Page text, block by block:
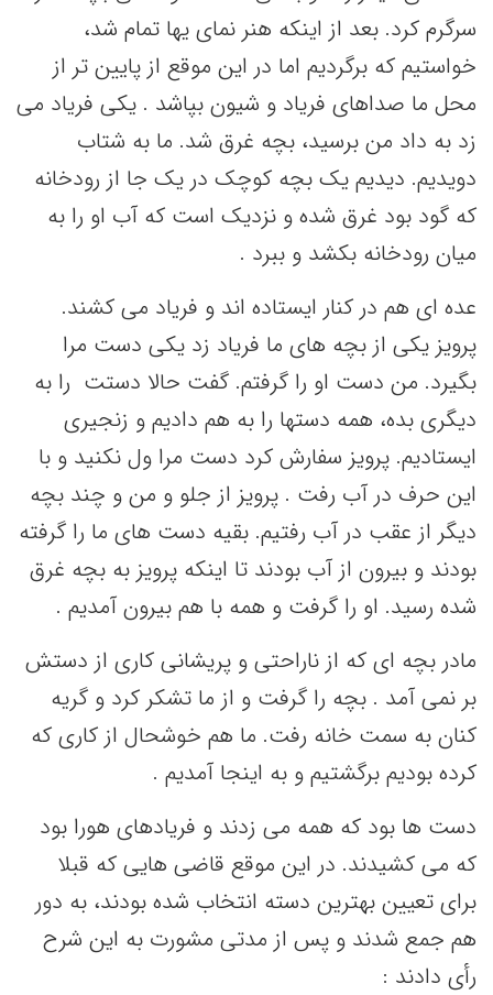
سرگرم کرد. بعد از اینکه هنر نمای یها تمام شد،
خواستیم که برگردیم اما در این موقع از پایین تر از
محل ما صداهای فریاد و شیون بپاشد . یکی فریاد می
زد به داد من برسید، بچه غرق شد. ما به شتاب
دویدیم. دیدیم یک بچه کوچک در یک جا از رودخانه
که گود بود غرق شده و نزدیک است که آب او را به
میان رودخانه بکشد و ببرد .
عده ای هم در کنار ایستاده اند و فریاد می کشند.
پرویز یکی از بچه های ما فریاد زد یکی دست مرا
بگیرد. من دست او را گرفتم. گفت حالا دستت را به
دیگری بده، همه دستها را به هم دادیم و زنجیری
ایستادیم. پرویز سفارش کرد دست مرا ول نکنید و با
این حرف در آب رفت . پرویز از جلو و من و چند بچه
دیگر از عقب در آب رفتیم. بقیه دست های ما را گرفته
بودند و بیرون از آب بودند تا اینکه پرویز به بچه غرق
شده رسید. او را گرفت و همه با هم بیرون آمدیم .
مادر بچه ای که از ناراحتی و پریشانی کاری از دستش
بر نمی آمد . بچه را گرفت و از ما تشکر کرد و گریه
کنان به سمت خانه رفت. ما هم خوشحال از کاری که
کرده بودیم برگشتیم و به اینجا آمدیم .
دست ها بود که همه می زدند و فریادهای هورا بود
که می کشیدند. در این موقع قاضی هایی که قبلا
برای تعیین بهترین دسته انتخاب شده بودند، به دور
هم جمع شدند و پس از مدتی مشورت به این شرح
رأی دادند :